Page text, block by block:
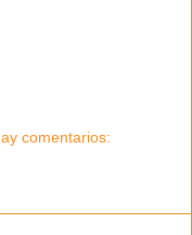
comentarios: